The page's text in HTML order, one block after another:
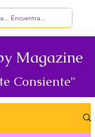
Magazine
Consiente"